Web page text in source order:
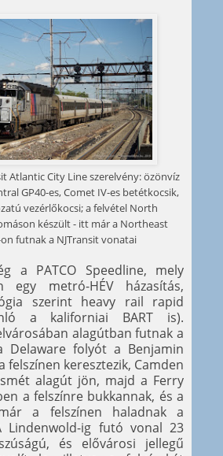
Atlantic City Line szerelvény: özönvíz
GP40-es, Comet IV-es betétkocsik,
vezérlőkocsi; a felvétel North
készült - itt már a Northeast
futnak a NJTransit vonatai
a PATCO Speedline, mely
egy metró-HÉV házasítás,
szerint heavy rail rapid
a kaliforniai BART is).
alagútban futnak a
Delaware folyót a Benjamin
felszínen keresztezik, Camden
alagút jön, majd a Ferry
a felszínre bukkannak, és a
a felszínen haladnak a
Lindenwold-ig futó vonal 23
és elővárosi jellegű